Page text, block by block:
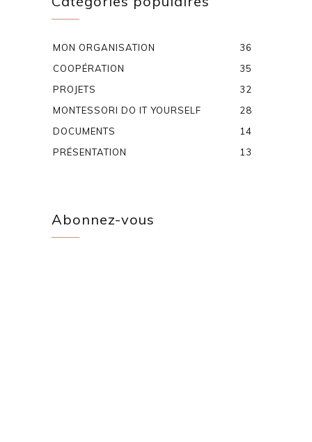
MON ORGANISATION
36
COOPÉRATION
35
PROJETS
32
MONTESSORI DO IT YOURSELF
28
DOCUMENTS
14
PRÉSENTATION
13
Abonnez-vous